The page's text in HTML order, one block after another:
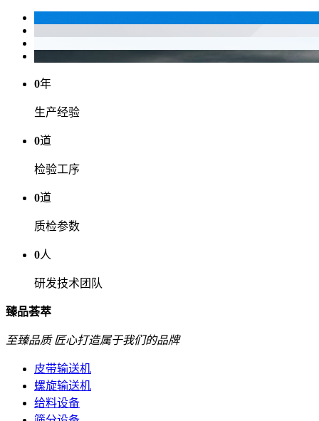
0年
生产经验
0道
检验工序
0道
质检参数
0人
研发技术团队
臻品荟萃
至臻品质 匠心打造属于我们的品牌
皮带输送机
螺旋输送机
给料设备